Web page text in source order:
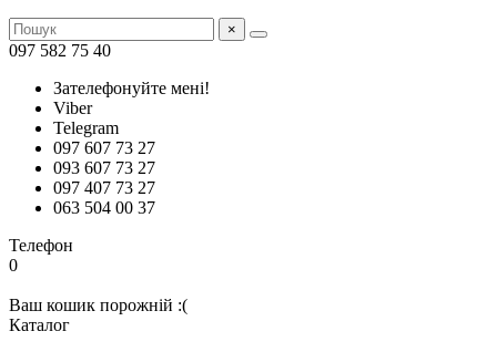
×
097 582 75 40
Зателефонуйте мені!
Viber
Telegram
097 607 73 27
093 607 73 27
097 407 73 27
063 504 00 37
Телефон
0
Ваш кошик порожній :(
Каталог